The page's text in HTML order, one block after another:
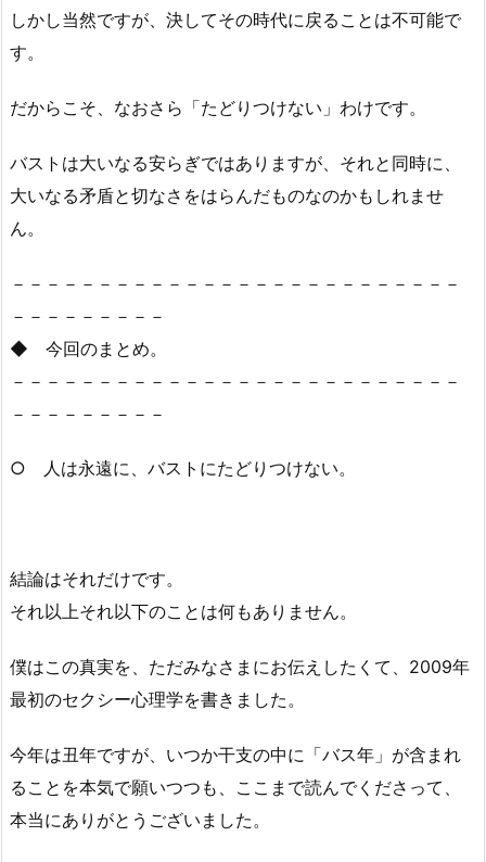
しかし当然ですが、決してその時代に戻ることは不可能で
す。
だからこそ、なおさら「たどりつけない」わけです。
バストは大いなる安らぎではありますが、それと同時に、
大いなる矛盾と切なさをはらんだものなのかもしれませ
ん。
－－－－－－－－－－－－－－－－－－－－－－－－－－
－－－－－－－－－
◆ 今回のまとめ。
－－－－－－－－－－－－－－－－－－－－－－－－－－
－－－－－－－－－
○ 人は永遠に、バストにたどりつけない。
結論はそれだけです。
それ以上それ以下のことは何もありません。
僕はこの真実を、ただみなさまにお伝えしたくて、2009年
最初のセクシー心理学を書きました。
今年は丑年ですが、いつか干支の中に「バス年」が含まれ
ることを本気で願いつつも、ここまで読んでくださって、
本当にありがとうございました。